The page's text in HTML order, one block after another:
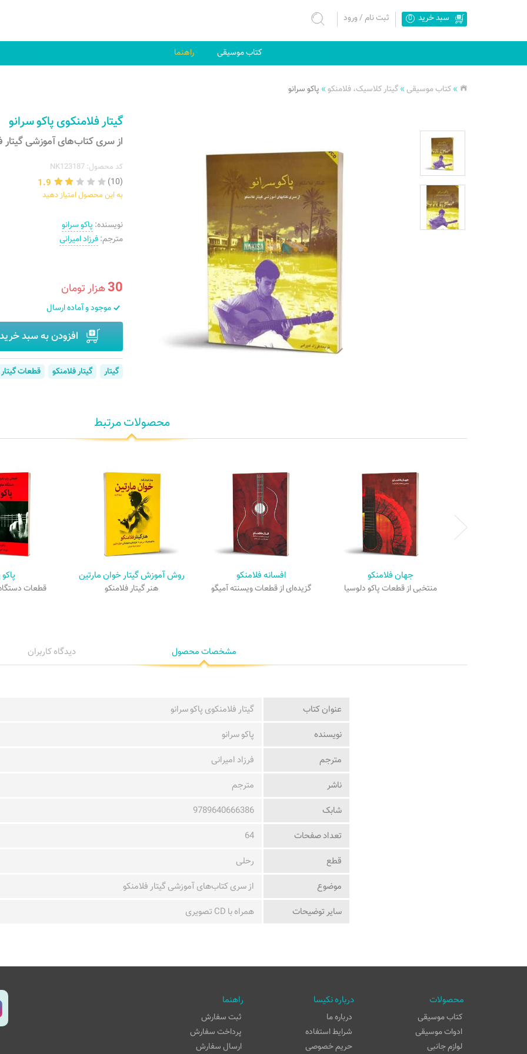
سبد خرید 0 ثبت نام/ورود
کتاب موسیقی راهنما
»کتاب موسیقی »گیتار کلاسیک، فلامنکو» پاکو سرانو
گیتار فلامنکوی پاکو سرانو
از سری کتاب‌های آموزشی گیتار
کد محصول: NK123187
(10)
1.9
به این محصول امتیاز دهید
نویسنده: پاکو سرانو
مترجم:فرزاد امیرانی
30هزار تومان
موجود و آماده ارسال
افزودن به سبد
گیتار گیتار فلامنکو قطعات گیتار
محصولات مرتبط
جهان فلامنکو
منتخبی از قطعات پاکو دلوسیا
افسانه فلامنکو
گزیده‌ای از قطعات ویسنته آمیگو
روش آموزش گیتار خوان مارتین
هنر گیتار فلامنکو
پاکو
قطعات
مشخصات محصول دیدگاه کاربران
عنوان کتاب
گیتار فلامنکوی پاکو سرانو
نویسنده
پاکو سرانو
مترجم
فرزاد امیرانی
ناشر
مترجم
شابک
9789640666386
تعداد صفحات
64
قطع
رحلی
موضوع
از سری کتاب‌های آموزشی گیتار فلامنکو
ساير توضيحات
همراه با CD تصویری
محصولات
کتاب موسیقی
ادوات موسیقی
لوازم جانبی
درباره نکیسا
درباره ما
شرایط استفاده
حریم خصوصی
راهنما
ثبت سفارش
پرداخت سفارش
ارسال سفارش